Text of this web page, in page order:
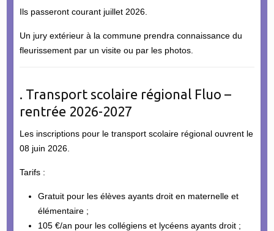
Ils passeront courant juillet 2026.
Un jury extérieur à la commune prendra connaissance du
fleurissement par un visite ou par les photos.
. Transport scolaire régional Fluo –
rentrée 2026-2027
Les inscriptions pour le transport scolaire régional ouvrent le
08 juin 2026.
Tarifs :
Gratuit pour les élèves ayants droit en maternelle et
élémentaire ;
105 €/an pour les collégiens et lycéens ayants droit ;